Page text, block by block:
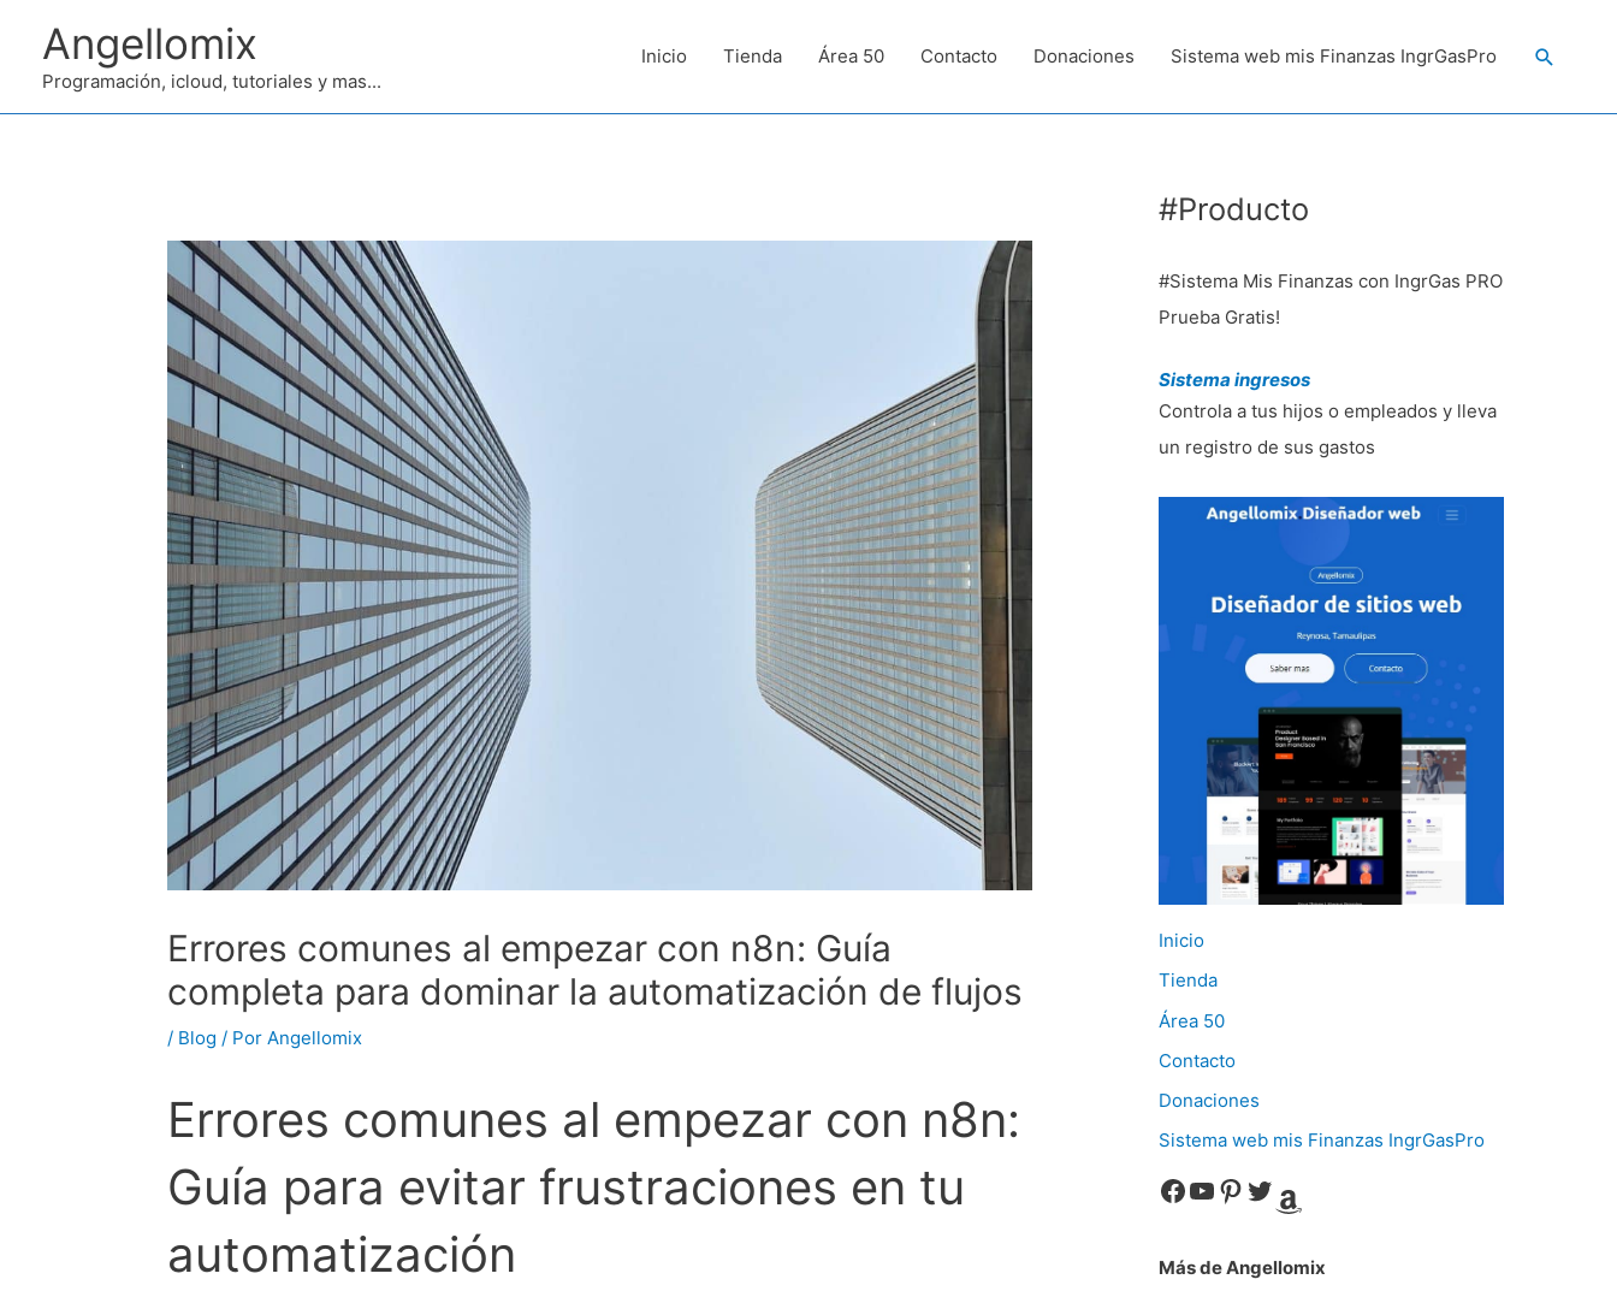
contenido
Angellomix
Programación, icloud, tutoriales y mas...
Inicio Tienda Área 50 Contacto Donaciones Sistema web mis Finanzas IngrGasPro Buscar
Errores comunes al empezar con n8n: Guía
completa para dominar la automatización de flujos
/ Blog / Por Angellomix
Errores comunes al empezar con n8n:
Guía para evitar frustraciones en tu
automatización
#Producto
#Sistema Mis Finanzas con IngrGas PRO
Prueba Gratis!
Sistema ingresos
Controla a tus hijos o empleados y lleva
un registro de sus gastos
Inicio
Tienda
Área 50
Contacto
Donaciones
Sistema web mis Finanzas IngrGasPro
Facebook YouTube Pinterest Twitter Amazon
Más de Angellomix